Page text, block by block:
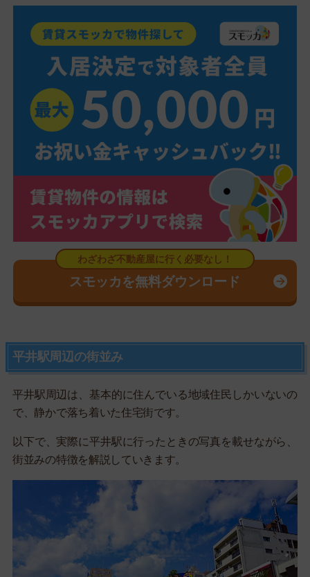
スモッカを無料ダウンロード
平井駅周辺の街並み
平井駅周辺は、基本的に住んでいる地域住民しかいないの
で、静かで落ち着いた住宅街です。
以下で、実際に平井駅に行ったときの写真を載せながら、
街並みの特徴を解説していきます。